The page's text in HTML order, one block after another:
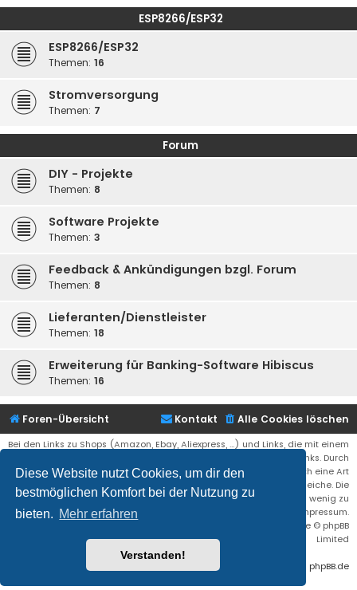
Diese Website nutzt Cookies, um dir den
bestmöglichen Komfort bei der Nutzung zu
bieten. Mehr erfahren
Verstanden!
ESP8266/ESP32
ESP8266/ESP32
Themen: 16
Stromversorgung
Themen: 7
Forum
DIY - Projekte
Themen: 8
Software Projekte
Themen: 3
Feedback & Ankündigungen bzgl. Forum
Themen: 8
Lieferanten/Dienstleister
Themen: 18
Erweiterung für Banking-Software Hibiscus
Themen: 16
Foren-Übersicht Alle Cookies löschen
Kontakt
Bei den Links zu Shops (Amazon, Ebay, Aliexpress, ...) und Links, die mit einem
Stern (*) markiert sind, kann es sich um sogenannte Affiliate Links. Durch
den Kauf eines Produktes über einen Affiliate Link erhälte ich eine Art
Umsatzbeteiligung gutgeschrieben. Für euch bleibt der Preis der gleiche. Die
Einnahmen helfen die Hostgebühren für diese Webseite ein wenig zu
reduzieren. Siehe auch das Impressum.
® Forum Software © phpBB
Limited
Deutsche Übersetzung durch phpBB.de